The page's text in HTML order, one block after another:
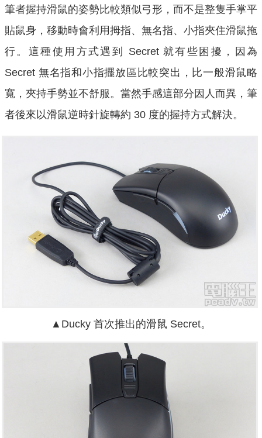
筆者握持滑鼠的姿勢比較類似弓形，而不是整隻手掌平
貼鼠身，移動時會利用拇指、無名指、小指夾住滑鼠拖
行。這種使用方式遇到 Secret 就有些困擾，因為
Secret 無名指和小指擺放區比較突出，比一般滑鼠略
寬，夾持手勢並不舒服。當然手感這部分因人而異，筆
者後來以滑鼠逆時針旋轉約 30 度的握持方式解決。
▲Ducky 首次推出的滑鼠 Secret。